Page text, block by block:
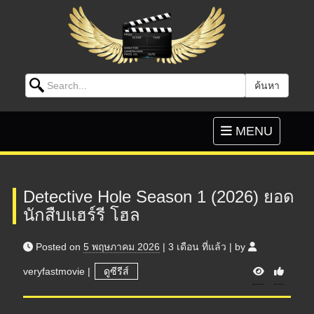
Search for: ค้นหา
Toggle
navigation
MENU
Detective Hole Season 1 (2026) ยอด
นักสืบแฮร์รี โฮล
Posted on 5 พฤษภาคม 2026 | 3 เดือน ที่แล้ว | by
veryfastmovie | ดูซีรีส์ V
i